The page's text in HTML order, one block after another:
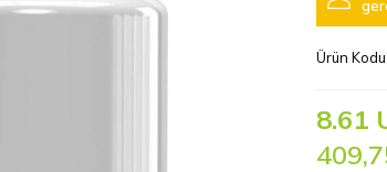
Ürün Kodu
8.61